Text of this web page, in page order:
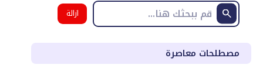
ازالة
البحث
مصطلحات معاصرة